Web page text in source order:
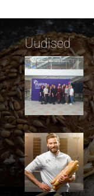
Uudised